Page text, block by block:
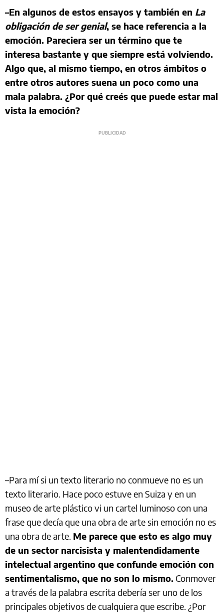
–En algunos de estos ensayos y también en La
obligación de ser genial, se hace referencia a la
emoción. Pareciera ser un término que te
interesa bastante y que siempre está volviendo.
Algo que, al mismo tiempo, en otros ámbitos o
entre otros autores suena un poco como una
mala palabra. ¿Por qué creés que puede estar mal
vista la emoción?
–Para mí si un texto literario no conmueve no es un
texto literario. Hace poco estuve en Suiza y en un
museo de arte plástico vi un cartel luminoso con una
frase que decía que una obra de arte sin emoción no es
una obra de arte. Me parece que esto es algo muy
de un sector narcisista y malentendidamente
intelectual argentino que confunde emoción con
sentimentalismo, que no son lo mismo. Conmover
a través de la palabra escrita debería ser uno de los
principales objetivos de cualquiera que escribe. ¿Por